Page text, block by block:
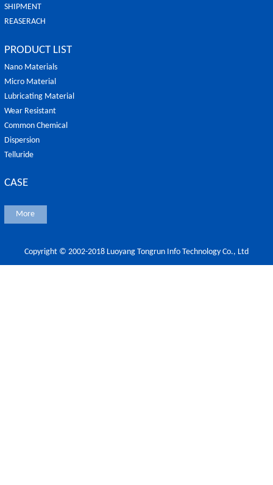
SHIPMENT
REASERACH
PRODUCT LIST
Nano Materials
Micro Material
Lubricating Material
Wear Resistant
Common Chemical
Dispersion
Telluride
CASE
More
Copyright © 2002-2018 Luoyang Tongrun Info Technology Co., Ltd